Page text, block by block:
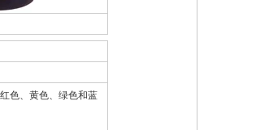
色、黄色、绿色和蓝